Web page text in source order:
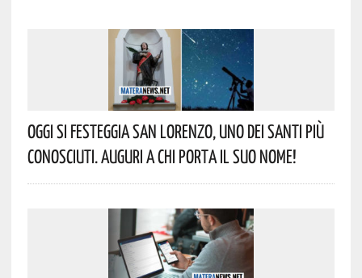
Oggi Si Festeggia San Lorenzo, Uno Dei Santi Più
Conosciuti. Auguri A Chi Porta Il Suo Nome!